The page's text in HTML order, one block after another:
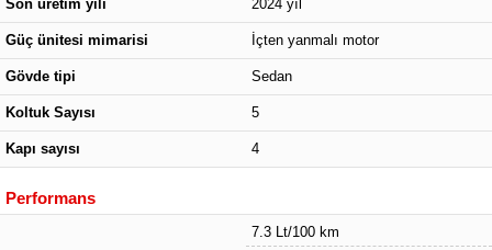
Son üretim yılı 2024 yıl
Güç ünitesi mimarisi İçten yanmalı motor
Gövde tipi Sedan
Koltuk Sayısı 5
Kapı sayısı 4
Performans
7.3 Lt/100 km